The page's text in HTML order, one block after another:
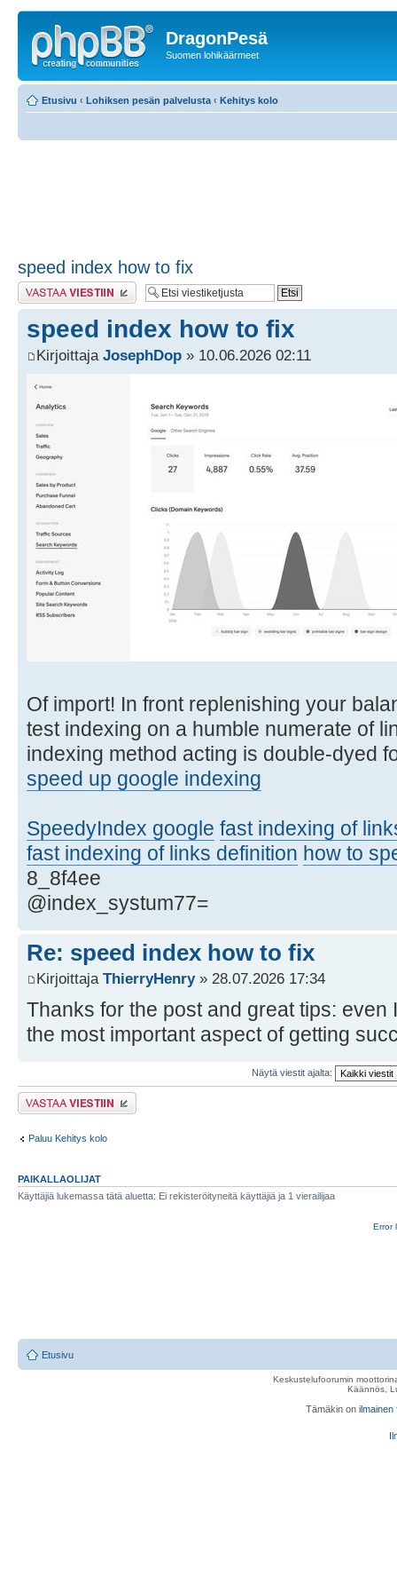
DragonPesä
Suomen lohikäärmeet
Etusivu ‹ Lohiksen pesän palvelusta ‹ Kehitys kolo
speed index how to fix
Lähetä vastaus
speed index how to fix
Kirjoittaja JosephDop » 10.06.2026 02:11
Of import! In front replenishing your
test indexing on a humble numerate of
indexing method acting is double-dyed
speed up google indexing
SpeedyIndex google fast indexing of
fast indexing of links definition how to
8_8f4ee
@index_systum77=
Re: speed index how to fix
Kirjoittaja ThierryHenry» 28.07.2026 17:34
Thanks for the post and great tips:
the most important aspect of getting
Näytä viestit ajalta:
Lähetä vastaus
Paluu Kehitys kolo
PAIKALLAOLIJAT
Käyttäjiä lukemassa tätä aluetta: Ei rekisteröityneitä käyttäjiä ja 1 vierailijaa
Error
Etusivu
Keskustelufoorumin
Käännös,
Tämäkin on ilmainen